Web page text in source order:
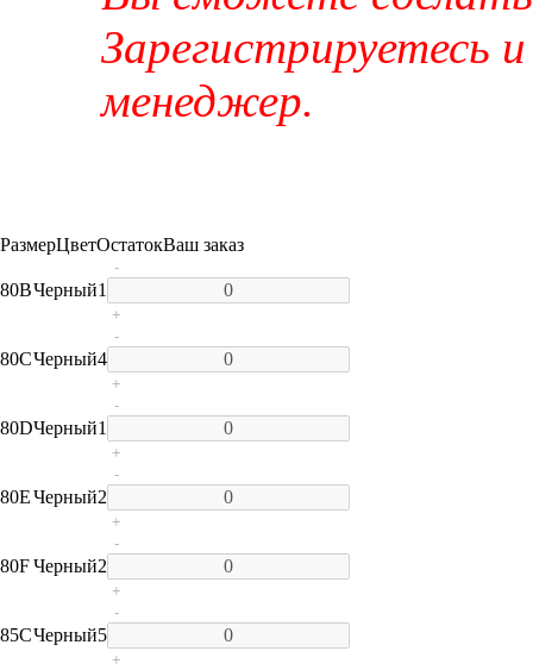
Зарегистрируетесь
менеджер.
РазмерЦветОстатокВаш заказ
80BЧерный1
-
+
80CЧерный4
-
+
80DЧерный1
-
+
80EЧерный2
-
+
80FЧерный2
-
+
85CЧерный5
-
+